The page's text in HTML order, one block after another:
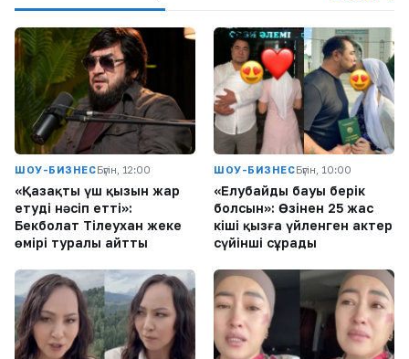
ШОУ-БИЗНЕСБүгін, 12:00
«Қазақтың үш қызын жар
етуді нәсіп етті»:
Бекболат Тілеухан жеке
өмірі туралы айтты
ШОУ-БИЗНЕСБүгін, 10:00
«Елубайдың бауы берік
болсын»: Өзінен 25 жас
кіші қызға үйленген актер
сүйінші сұрады